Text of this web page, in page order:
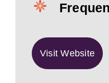
Visit Website